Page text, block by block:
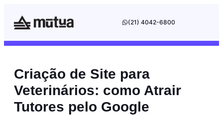
(21) 4042-6800
Criação de Site para
Veterinários: como Atrair
Tutores pelo Google